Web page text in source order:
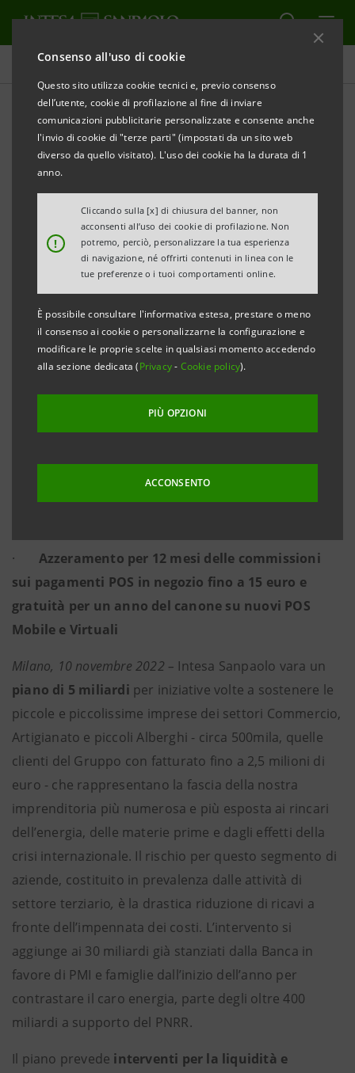
Consenso all'uso di cookie
Questo sito utilizza cookie tecnici e, previo consenso
dell’utente, cookie di profilazione al fine di inviare
comunicazioni pubblicitarie personalizzate e consente anche
l'invio di cookie di "terze parti" (impostati da un sito web
diverso da quello visitato). L'uso dei cookie ha la durata di 1
anno.
!
Cliccando sulla [x] di chiusura del banner, non
acconsenti all’uso dei cookie di profilazione. Non
potremo, perciò, personalizzare la tua esperienza
di navigazione, né offrirti contenuti in linea con le
tue preferenze o i tuoi comportamenti online.
È possibile consultare l'informativa estesa, prestare o meno
il consenso ai cookie o personalizzarne la configurazione e
modificare le proprie scelte in qualsiasi momento accedendo
alla sezione dedicata (Privacy- Cookie policy).
PIÙ OPZIONI
ACCONSENTO
Comunicati stampa
STAMPA AGGIORNA
COMUNICATO STAMPA
INTESA SANPAOLO: PIANO DA 5 MILIARDI PER LE
AZZERATE LE COMMISSIONI SUI PAGAMENTI
TRAMITE POS FINO A 15 EURO E GRATUITA’ DEL
CANONE NUOVI POS
L’intervento si aggiunge ai 30 miliardi già
stanziati in favore di PMI e famiglie dall’inizio
dell’anno, nell’ambito degli oltre 400 miliardi a
bollette e agevolazioni per il sistema dei
· Azzeramento per 12 mesi delle commissioni
sui pagamenti POS in negozio fino a 15 euro e
gratuità per un anno del canone su nuovi POS
Mobile e Virtuali
Milano, 10 novembre 2022 – Intesa Sanpaolo vara un
piano di 5 miliardi per iniziative volte a sostenere le
piccole e piccolissime imprese dei settori Commercio,
Artigianato e piccoli Alberghi - circa 500mila, quelle
clienti del Gruppo con fatturato fino a 2,5 milioni di
euro - che rappresentano la fascia della nostra
imprenditoria più numerosa e più esposta ai rincari
dell’energia, delle materie prime e dagli effetti della
crisi internazionale. Il rischio per questo segmento di
aziende, costituito in prevalenza dalle attività di
settore terziario, è la drastica riduzione di ricavi a
fronte dell’impennata dei costi. L’intervento si
aggiunge ai 30 miliardi già stanziati dalla Banca in
favore di PMI e famiglie dall’inizio dell’anno per
contrastare il caro energia, parte degli oltre 400
miliardi a supporto del PNRR.
Il piano prevede interventi per la liquidità e